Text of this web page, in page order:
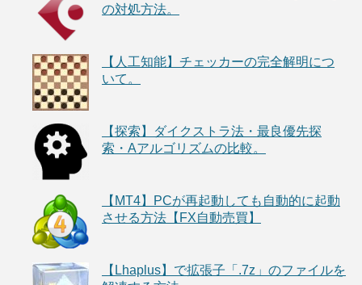
の対処方法。
【人工知能】チェッカーの完全解明につ
いて。
【探索】ダイクストラ法・最良優先探
索・Aアルゴリズムの比較。
【MT4】PCが再起動しても自動的に起動
させる方法【FX自動売買】
【Lhaplus】で拡張子「.7z」のファイルを